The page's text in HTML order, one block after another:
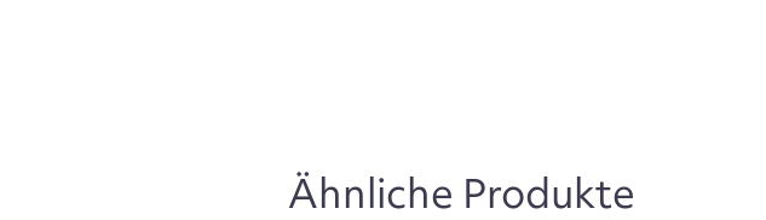
Ähnliche Produkte